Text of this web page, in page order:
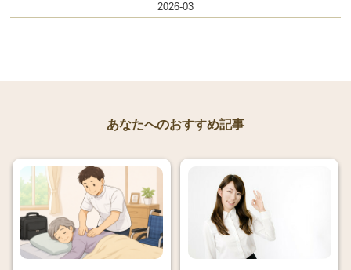
2026-03
あなたへのおすすめ記事